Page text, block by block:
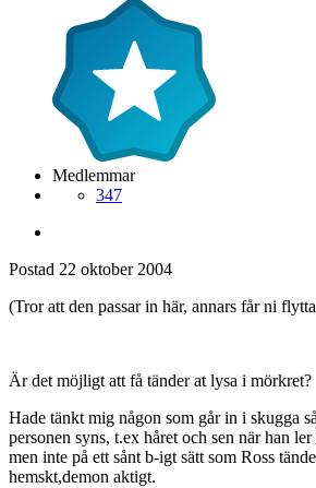
Medlemmar
347
Postad 22 oktober 2004
(Tror att den passar in här, annars får ni
Är det möjligt att få tänder at lysa i mörkret?
Hade tänkt mig någon som går in i skugga
personen syns, t.ex håret och sen när han ler
men inte på ett sånt b-igt sätt som Ross
hemskt,demon aktigt.